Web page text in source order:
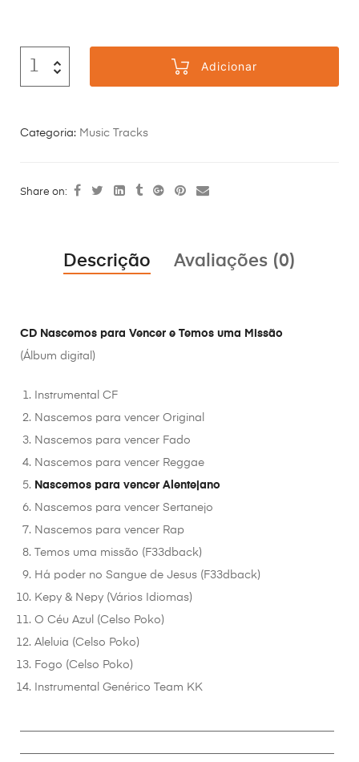
Adicionar
Categoria: Music Tracks
Share on:
Descrição Avaliações (0)
CD Nascemos para Vencer e Temos uma Missão
(Álbum digital)
Instrumental CF
Nascemos para vencer Original
Nascemos para vencer Fado
Nascemos para vencer Reggae
Nascemos para vencer Alentejano
Nascemos para vencer Sertanejo
Nascemos para vencer Rap
Temos uma missão (F33dback)
Há poder no Sangue de Jesus (F33dback)
Kepy & Nepy (Vários Idiomas)
O Céu Azul (Celso Poko)
Aleluia (Celso Poko)
Fogo (Celso Poko)
Instrumental Genérico Team KK